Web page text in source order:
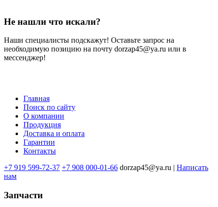
Не нашли что искали?
Наши специалисты подскажут! Оставьте запрос на
необходимую позицию на почту dorzap45@ya.ru или в
мессенджер!
Меню
подвале
Главная
Поиск по сайту
О компании
Продукция
Доставка и оплата
Гарантии
Контакты
+7 919 599-72-37 +7 908 000-01-66 dorzap45@ya.ru | Написать
нам
Запчасти